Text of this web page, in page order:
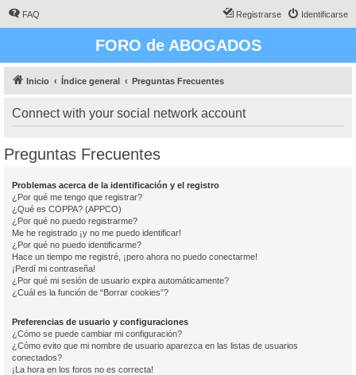
FAQ Identificarse
Registrarse
FORO de ABOGADOS
Inicio Índice general Preguntas Frecuentes
Connect with your social network account
Preguntas Frecuentes
Problemas acerca de la identificación y el registro
¿Por qué me tengo que registrar?
¿Qué es COPPA? (APPCO)
¿Por qué no puedo registrarme?
Me he registrado ¡y no me puedo identificar!
¿Por qué no puedo identificarme?
Hace un tiempo me registré, ¡pero ahora no puedo conectarme!
¡Perdí mi contraseña!
¿Por qué mi sesión de usuario expira automáticamente?
¿Cuál es la función de “Borrar cookies”?
Preferencias de usuario y configuraciones
¿Cómo se puede cambiar mi configuración?
¿Cómo evito que mi nombre de usuario aparezca en las listas de usuarios
conectados?
¡La hora en los foros no es correcta!